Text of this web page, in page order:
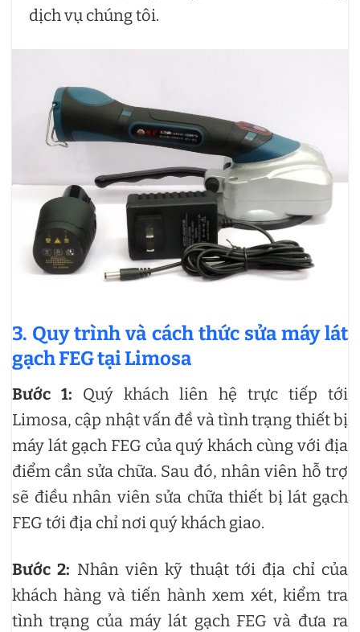
dịch vụ chúng tôi.
3. Quy trình và cách thức sửa máy lát
gạch FEG tại Limosa
Bước 1: Quý khách liên hệ trực tiếp tới
Limosa, cập nhật vấn đề và tình trạng thiết bị
máy lát gạch FEG của quý khách cùng với địa
điểm cần sửa chữa. Sau đó, nhân viên hỗ trợ
sẽ điều nhân viên sửa chữa thiết bị lát gạch
FEG tới địa chỉ nơi quý khách giao.
Bước 2: Nhân viên kỹ thuật tới địa chỉ của
khách hàng và tiến hành xem xét, kiểm tra
tình trạng của máy lát gạch FEG và đưa ra